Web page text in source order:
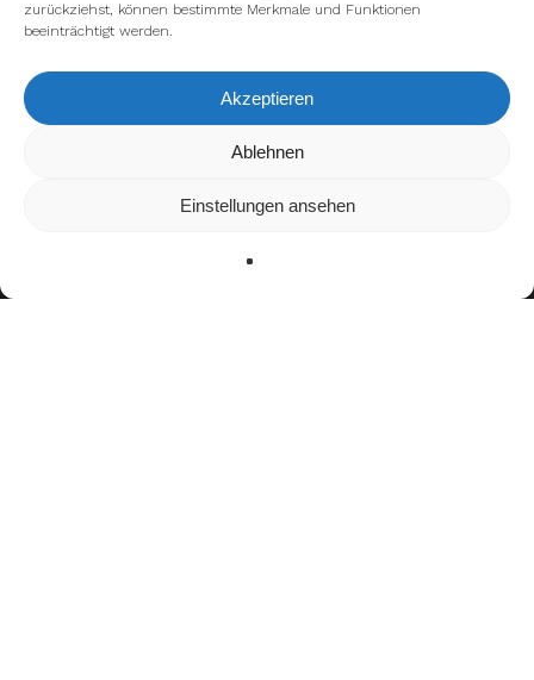
zurückziehst, können bestimmte Merkmale und Funktionen
beeinträchtigt werden.
Akzeptieren
Ablehnen
Einstellungen ansehen
Wir verwenden Cookies, um dir die bestmögliche Erfahrung auf
kannst du erfahren, welche Cookies wir
verwenden oder sie ausschalten.